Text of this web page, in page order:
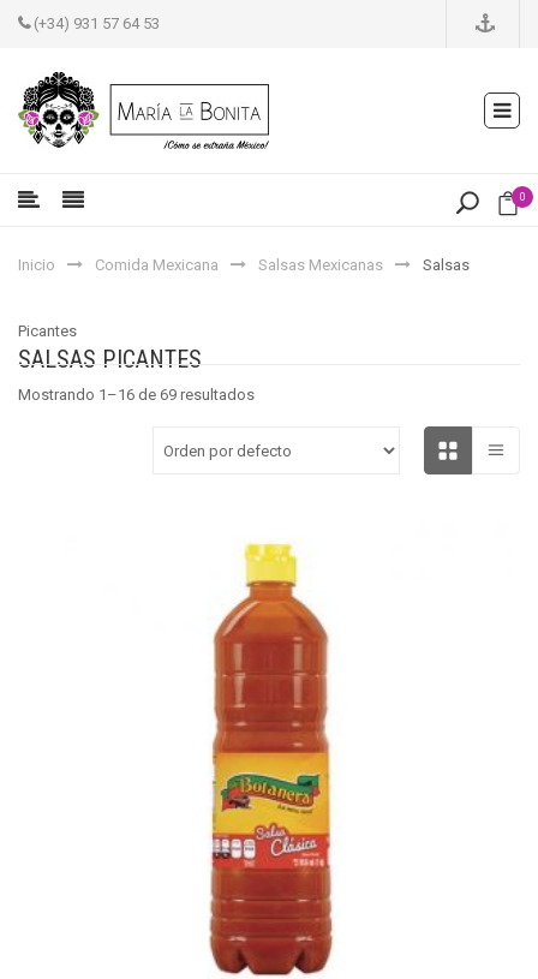
(+34) 931 57 64 53
0
Inicio Comida Mexicana Salsas Mexicanas Salsas
Picantes
SALSAS PICANTES
Mostrando 1–16 de 69 resultados